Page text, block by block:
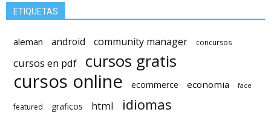
ETIQUETAS
aleman android community manager concursos
cursos en pdf cursos gratis
cursos online ecommerce economia face
featured graficos html idiomas